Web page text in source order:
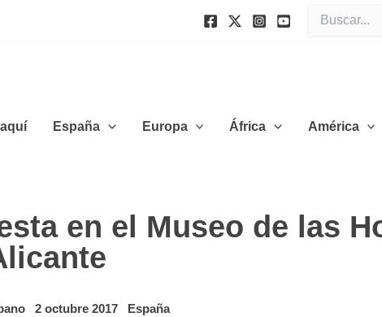
por:
España Europa África América
en el Museo de las
2 octubre 2017 España